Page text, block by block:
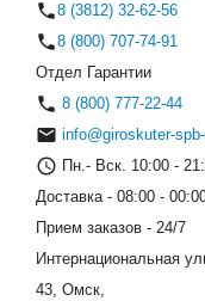
8 (3812) 32-62-56
8 (800) 707-74-91
Отдел Гарантии
8 (800) 777-22-44
info@giroskuter-spb-
Пн.- Вск. 10:00 -
Доставка - 08:00 -
Прием заказов - 24/7
Интернациональная
43, Омск,